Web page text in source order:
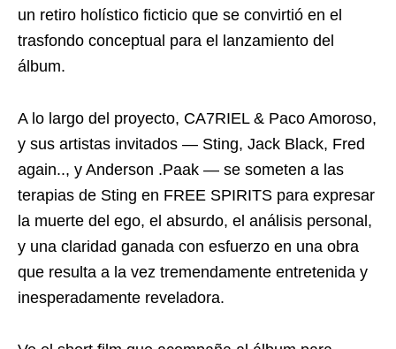
un retiro holístico ficticio que se convirtió en el
trasfondo conceptual para el lanzamiento del
álbum.
A lo largo del proyecto, CA7RIEL & Paco Amoroso,
y sus artistas invitados — Sting, Jack Black, Fred
again.., y Anderson .Paak — se someten a las
terapias de Sting en FREE SPIRITS para expresar
la muerte del ego, el absurdo, el análisis personal,
y una claridad ganada con esfuerzo en una obra
que resulta a la vez tremendamente entretenida y
inesperadamente reveladora.